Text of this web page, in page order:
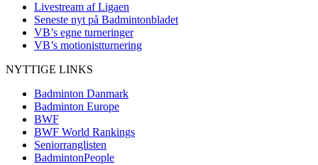
Livestream af Ligaen
Seneste nyt på Badmintonbladet
VB’s egne turneringer
VB’s motionistturnering
NYTTIGE LINKS
Badminton Danmark
Badminton Europe
BWF
BWF World Rankings
Seniorranglisten
BadmintonPeople